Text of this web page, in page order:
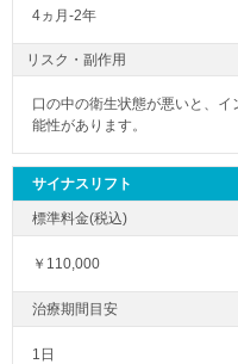
4ヵ月-2年
リスク・副作用
口の中の衛生状態が悪いと、
能性があります。
サイナスリフト
￥110,000
1日